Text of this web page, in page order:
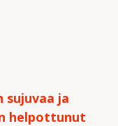
sujuvaa ja
helpottunut